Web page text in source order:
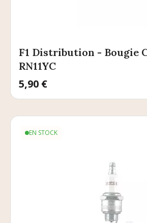
F1 Distribution - Bougie
RN11YC
Prix
5,90 €
EN STOCK